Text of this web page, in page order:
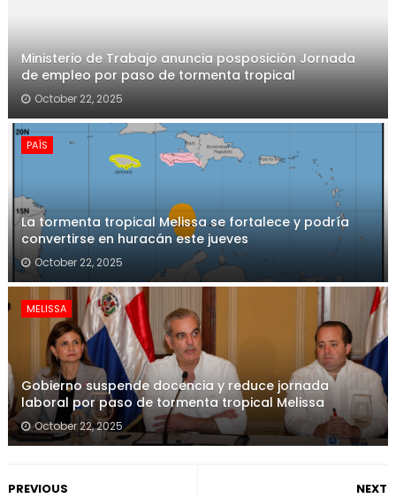
Ministerio de Trabajo anuncia posposición Jornada
de empleo por paso de tormenta tropical
October 22, 2025
PAÍS
La tormenta tropical Melissa se fortalece y podría
convertirse en huracán este jueves
October 22, 2025
MELISSA
Gobierno suspende docencia y reduce jornada
laboral por paso de tormenta tropical Melissa
October 22, 2025
NEXT
PREVIOUS